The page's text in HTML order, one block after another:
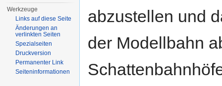
abzustellen und
der Modellbahn
Werkzeuge
Links auf diese Seite
Änderungen an
verlinkten Seiten
Spezialseiten
Druckversion
Permanenter Link
Seiten­informationen